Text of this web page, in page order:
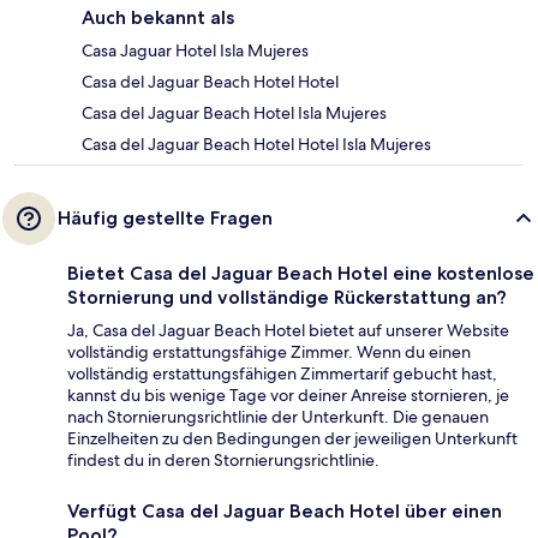
Auch bekannt als
Casa Jaguar Hotel Isla Mujeres
Casa del Jaguar Beach Hotel Hotel
Casa del Jaguar Beach Hotel Isla Mujeres
Casa del Jaguar Beach Hotel Hotel Isla Mujeres
Häufig gestellte Fragen
Bietet Casa del Jaguar Beach Hotel eine kostenlose
Stornierung und vollständige Rückerstattung an?
Ja, Casa del Jaguar Beach Hotel bietet auf unserer Website
vollständig erstattungsfähige Zimmer. Wenn du einen
vollständig erstattungsfähigen Zimmertarif gebucht hast,
kannst du bis wenige Tage vor deiner Anreise stornieren, je
nach Stornierungsrichtlinie der Unterkunft. Die genauen
Einzelheiten zu den Bedingungen der jeweiligen Unterkunft
findest du in deren Stornierungsrichtlinie.
Verfügt Casa del Jaguar Beach Hotel über einen